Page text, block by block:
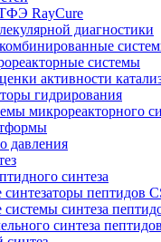
RayCure
диагностики
системы
активности
гидрирования
микрореакторного
давления
синтеза
синтезаторы пептидов
синтеза
синтеза